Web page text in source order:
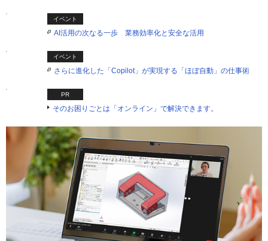
イベント
AI活用の次なる一歩 業務効率化と安全な活用
イベント
さらに進化した「Copilot」が実現する「ほぼ自動」の仕事術
PR
そのお困りごとは「オンライン」で解決できます。